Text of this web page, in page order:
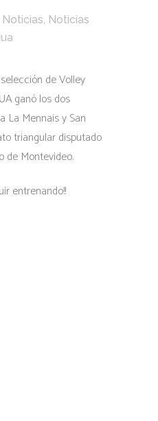
Noticias Noticias
de Volley
ganó los dos
La Mennais y San
triangular disputado
de Montevideo.
entrenando!!